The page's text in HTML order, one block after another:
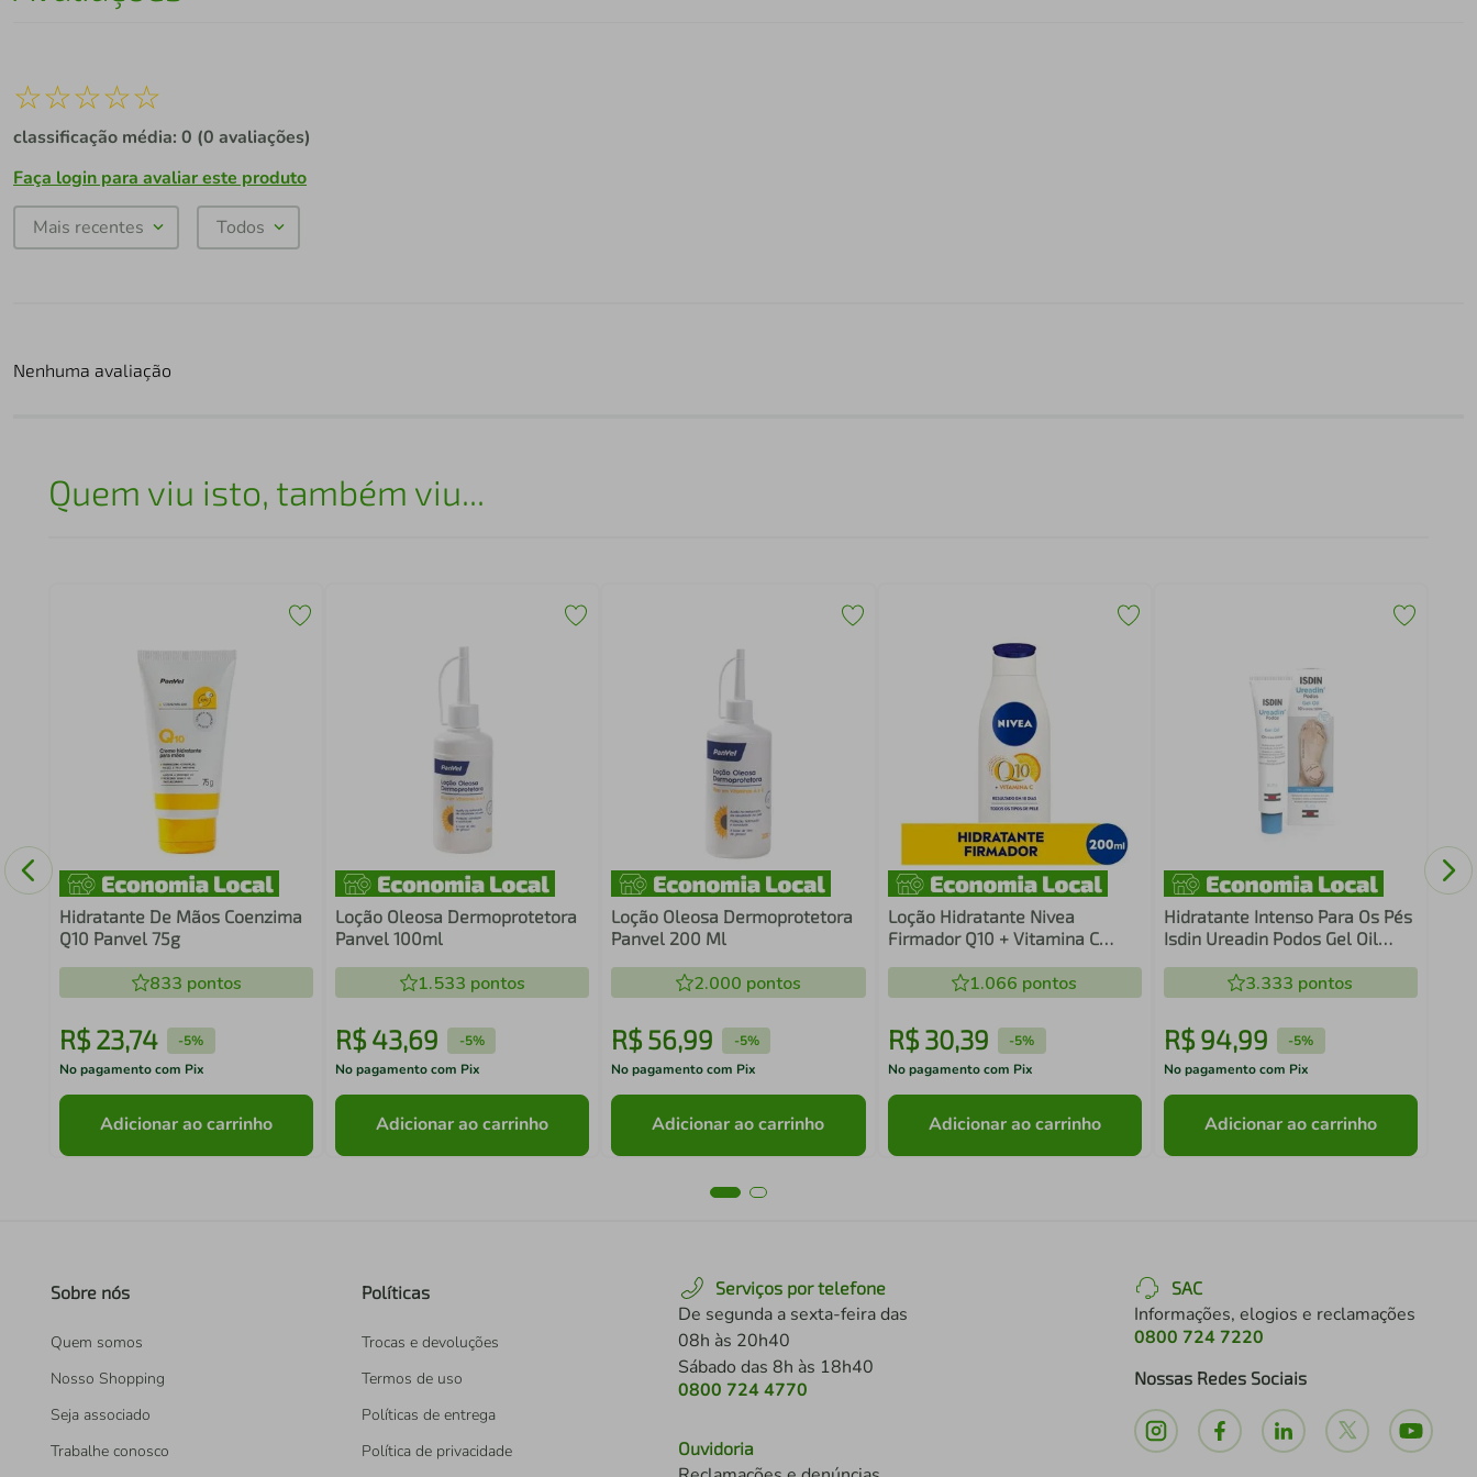
☆☆☆☆☆
classificação média: 0 (0 avaliações)
Faça login para avaliar este produto
Mais recentes Todos
Nenhuma avaliação
Quem viu isto, também viu...
Hidratante De Mãos Coenzima
Q10 Panvel 75g
833 pontos
R$ 23,74 -5%
No pagamento com Pix
Adicionar ao carrinho
Loção Oleosa Dermoprotetora
Panvel 100ml
1.533 pontos
R$ 43,69 -5%
No pagamento com Pix
Adicionar ao carrinho
Loção Oleosa Dermoprotetora
Panvel 200 Ml
2.000 pontos
R$56,99 -5%
No pagamento com Pix
Adicionar ao carrinho
Loção Hidratante Nivea
Firmador Q10 + Vitamina C
1.066 pontos
R$ 30,39 -5%
No pagamento com Pix
Adicionar ao carrinho
Hidratante Intenso Para Os Pés
Isdin Ureadin Podos Gel Oil
3.333 pontos
R$ 94,99 -5%
No pagamento com Pix
Adicionar ao carrinho
Sobre nós
Quem somos
Nosso Shopping
Seja associado
Trabalhe conosco
Políticas
Trocas e devoluções
Termos de uso
Políticas de entrega
Política de privacidade
Serviços por telefone
De segunda a sexta-feira das
08h às 20h40
Sábado das 8h às 18h40
0800 724 4770
Ouvidoria
SAC
Informações, elogios e reclamações
0800 724 7220
Nossas Redes Sociais